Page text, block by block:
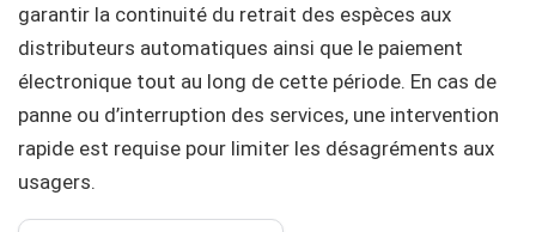
garantir la continuité du retrait des espèces aux
distributeurs automatiques ainsi que le paiement
électronique tout au long de cette période. En cas de
panne ou d’interruption des services, une intervention
rapide est requise pour limiter les désagréments aux
usagers.